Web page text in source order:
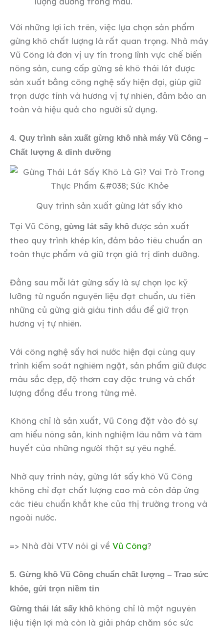
Với những lợi ích trên, việc lựa chọn sản phẩm
gừng khô chất lượng là rất quan trọng. Nhà máy
Vũ Công là đơn vị uy tín trong lĩnh vực chế biến
nông sản, cung cấp gừng sẻ khô thái lát được
sản xuất bằng công nghệ sấy hiện đại, giúp giữ
trọn dược tính và hương vị tự nhiên, đảm bảo an
toàn và hiệu quả cho người sử dụng.
4. Quy trình sản xuất gừng khô nhà máy Vũ Công –
Chất lượng & dinh dưỡng
Quy trình sản xuất gừng lát sấy khô
Tại Vũ Công, gừng lát sấy khô được sản xuất
theo quy trình khép kín, đảm bảo tiêu chuẩn an
toàn thực phẩm và giữ trọn giá trị dinh dưỡng.
Đằng sau mỗi lát gừng sấy là sự chọn lọc kỹ
lưỡng từ nguồn nguyên liệu đạt chuẩn, ưu tiên
những củ gừng già giàu tinh dầu để giữ trọn
hương vị tự nhiên.
Với công nghệ sấy hơi nước hiện đại cùng quy
trình kiểm soát nghiêm ngặt, sản phẩm giữ được
màu sắc đẹp, độ thơm cay đặc trưng và chất
lượng đồng đều trong từng mẻ.
Không chỉ là sản xuất, Vũ Công đặt vào đó sự
am hiểu nông sản, kinh nghiệm lâu năm và tâm
huyết của những người thật sự yêu nghề.
Nhờ quy trình này, gừng lát sấy khô Vũ Công
không chỉ đạt chất lượng cao mà còn đáp ứng
các tiêu chuẩn khắt khe của thị trường trong và
ngoài nước.
=> Nhà đài VTV nói gì về Vũ Công?
5. Gừng khô Vũ Công chuẩn chất lượng – Trao sức
khỏe, gửi trọn niềm tin
Gừng thái lát sấy khô không chỉ là một nguyên
liệu tiện lợi mà còn là giải pháp chăm sóc sức